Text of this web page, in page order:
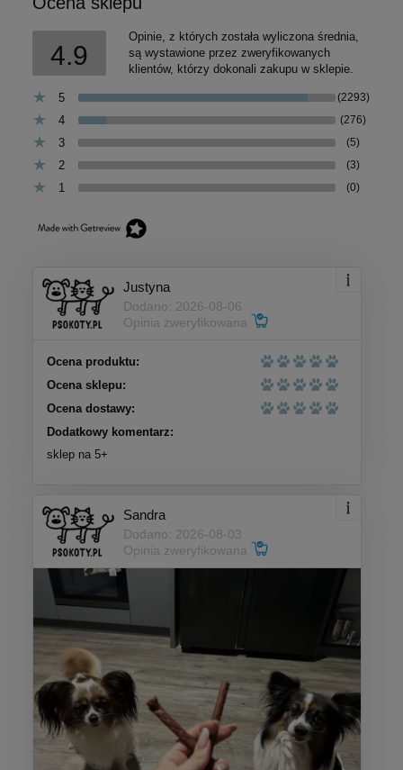
4.9
Opinie, z których została wyliczona średnia,
są wystawione przez zweryfikowanych
klientów, którzy dokonali zakupu w sklepie.
5 (2293)
4 (276)
3 (5)
2 (3)
1 (0)
Justyna
Dodano: 2026-08-06
Opinia zweryfikowana
Ocena produktu:
Ocena sklepu:
Ocena dostawy:
Dodatkowy komentarz:
sklep na 5+
Sandra
Dodano: 2026-08-03
Opinia zweryfikowana